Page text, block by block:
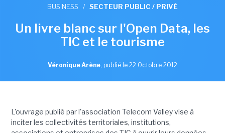
BUSINESS / SECTEUR PUBLIC / PRIVÉ
Un livre blanc sur l'Open Data, les
TIC et le tourisme
Véronique Arène, publié le 22 Octobre 2012
L'ouvrage publié par l'association Telecom Valley vise à
inciter les collectivités territoriales, institutions,